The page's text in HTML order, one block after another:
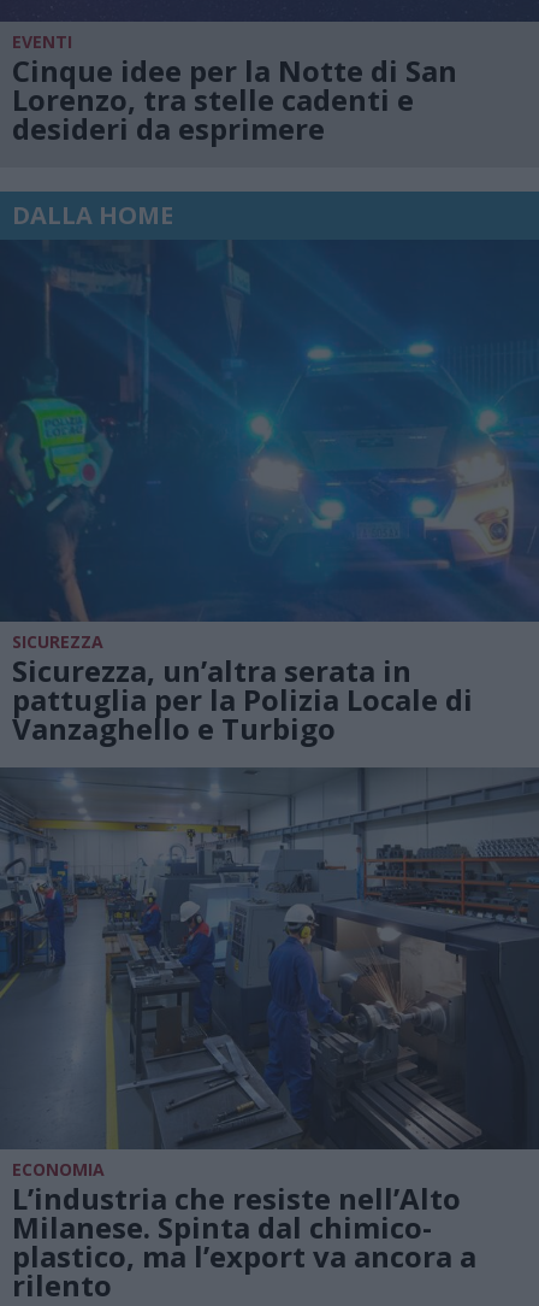
EVENTI
Cinque idee per la Notte di San
Lorenzo, tra stelle cadenti e
desideri da esprimere
DALLA HOME
SICUREZZA
Sicurezza, un’altra serata in
pattuglia per la Polizia Locale di
Vanzaghello e Turbigo
ECONOMIA
L’industria che resiste nell’Alto
Milanese. Spinta dal chimico-
plastico, ma l’export va ancora a
rilento